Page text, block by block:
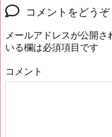
コメントをどうぞ
メールアドレスが公開さ
いる欄は必須項目です
コメント